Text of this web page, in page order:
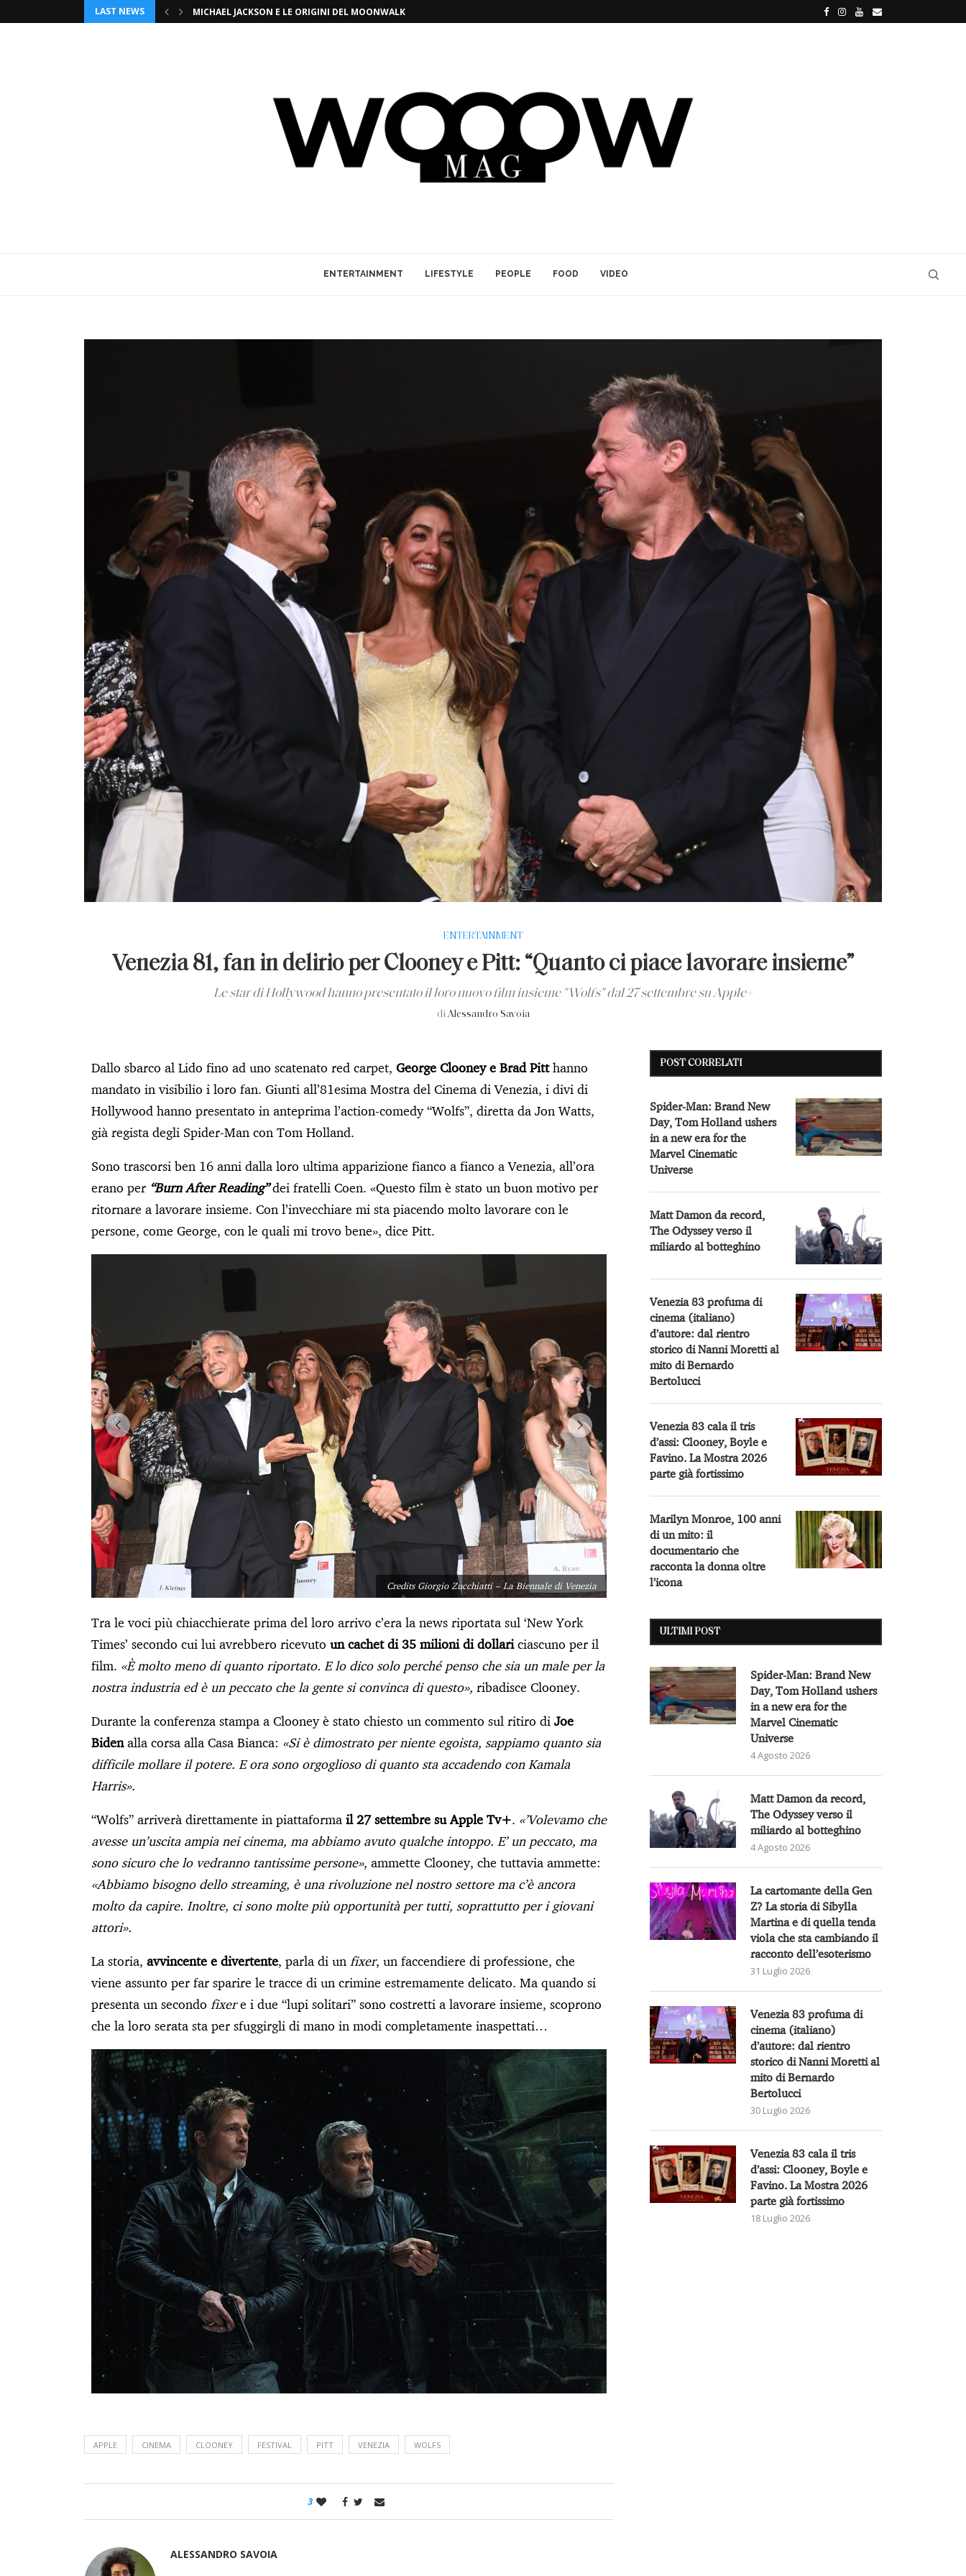
LAST NEWS MICHAEL JACKSON E LE ORIGINI DEL MOONWALK SPIDER-MAN: BRAND NEW DAY, TOM
ENTERTAINMENT LIFESTYLE PEOPLE FOOD VIDEO
ENTERTAINMENT
Venezia 81, fan in delirio per Clooney e Pitt: “Quanto ci piace lavorare insieme”
Le star di Hollywood hanno presentato il loro nuovo film insieme "Wolfs" dal 27 settembre su Apple+
diAlessandro Savoia
Dallo sbarco al Lido fino ad uno scatenato red carpet, George Clooney e Brad Pitthanno
mandato in visibilio i loro fan. Giunti all’81esima Mostra del Cinema di Venezia, i divi di
Hollywood hanno presentato in anteprima l’action-comedy “Wolfs”, diretta da Jon Watts,
già regista degli Spider-Man con Tom Holland.
Sono trascorsi ben 16 anni dalla loro ultima apparizione fianco a fianco a Venezia, all’ora
erano per “Burn After Reading” dei fratelli Coen. «Questo film è stato un buon motivo per
ritornare a lavorare insieme. Con l’invecchiare mi sta piacendo molto lavorare con le
persone, come George, con le quali mi trovo bene», dice Pitt.
Tra le voci più chiacchierate prima del loro arrivo c’era la news riportata sul ‘New York
Times’ secondo cui lui avrebbero ricevutoun cachet di 35 milioni di dollariciascuno per il
film.«È molto meno di quanto riportato. E lo dico solo perché penso che sia un male per la
Durante la conferenza stampa a Clooney è stato chiesto un commento sul ritiro diJoe
Bidenalla corsa alla Casa Bianca:«Si è dimostrato per niente egoista, sappiamo quanto sia
difficile mollare il potere. E ora sono orgoglioso di quanto sta accadendo con Kamala
“Wolfs” arriverà direttamente in piattaformail 27 settembre su Apple Tv+ .«’Volevamo che
avesse un’uscita ampia nei cinema, ma abbiamo avuto qualche intoppo. E’ un peccato, ma
sono sicuro che lo vedranno tantissime persone», ammette Clooney, che tuttavia ammette:
«Abbiamo bisogno dello streaming, è una rivoluzione nel nostro settore ma c’è ancora
molto da capire. Inoltre, ci sono molte più opportunità per tutti, soprattutto per i giovani
La storia,avvincente e divertente, parla di unfixer, un faccendiere di professione, che
viene assunto per far sparire le tracce di un crimine estremamente delicato. Ma quando si
presenta un secondo fixere i due “lupi solitari” sono costretti a lavorare insieme, scoprono
che la loro serata sta per sfuggirgli di mano in modi completamente inaspettati…
3
POST CORRELATI
Spider-Man: Brand New
Day, Tom Holland ushers
in a new era for the
Marvel Cinematic
Universe
Matt Damon da record,
The Odyssey verso il
miliardo al botteghino
Venezia 83 profuma di
cinema (italiano)
d’autore: dal rientro
storico di Nanni Moretti al
mito di Bernardo
Bertolucci
Venezia 83 cala il tris
d’assi: Clooney, Boyle e
Favino. La Mostra 2026
parte già fortissimo
Marilyn Monroe, 100 anni
di un mito: il
documentario che
racconta la donna oltre
l’icona
ULTIMI POST
Spider-Man: Brand New
Day, Tom Holland ushers
in a new era for the
Marvel Cinematic
Universe
4 Agosto 2026
Matt Damon da record,
The Odyssey verso il
miliardo al botteghino
4 Agosto 2026
La cartomante della Gen
Z? La storia di Sibylla
Martina e di quella tenda
viola che sta cambiando il
racconto dell’esoterismo
31 Luglio 2026
Venezia 83 profuma di
cinema (italiano)
d’autore: dal rientro
storico di Nanni Moretti al
mito di Bernardo
Bertolucci
30 Luglio 2026
Venezia 83 cala il tris
d’assi: Clooney, Boyle e
Favino. La Mostra 2026
parte già fortissimo
18 Luglio 2026